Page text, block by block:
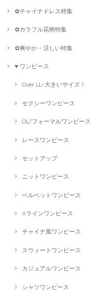
✿チャイナドレス特集
✿カラフル花柄特集
✿爽やか・涼しい特集
♥ ワンピース
Over LL~大きいサイズ！
セクシーワンピース
OL/フォーマルワンピース
レースワンピース
セットアップ
ニットワンピース
ベルベットワンピース
Aラインワンピース
チャイナ風ワンピース
スウィートワンピース
カジュアルワンピース
シャツワンピース